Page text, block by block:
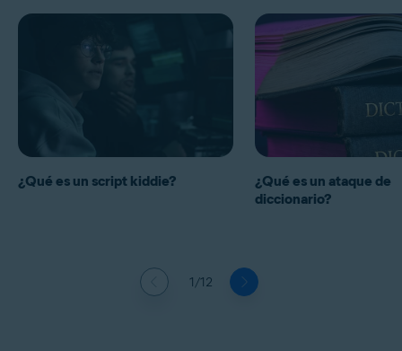
1/12
¿Qué es un script kiddie?
¿Qué es un ataque de
diccionario?